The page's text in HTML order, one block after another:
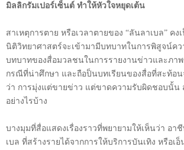
มิลลิกรัมเปอร์เซ็นต์ ทำให้หัวใจหยุดเต้น
สาเหตุการตาย หรือเวลาตายของ “ลันลาเบล” คง
นิติวิทยาศาสตร์จะเข้ามามีบทบาทในการพิสูจน์คว
บทบาทของสื่อมวลชนในการรายงานข่าวและภาพ
กรณีที่น่าศึกษา และถือป็นบทเรียนของสื่อที่สะท้อน
ว่า การมุ่งแต่ขายข่าว แต่ขาดความรับผิดชอบนั้น
อย่างไรบ้าง
บางมุมที่สื่อแสดงเรื่องราวที่พยายามให้เห็นว่า อา
เบล ที่สร้างรายได้จากการให้บริการบันเทิง หรือเอ็